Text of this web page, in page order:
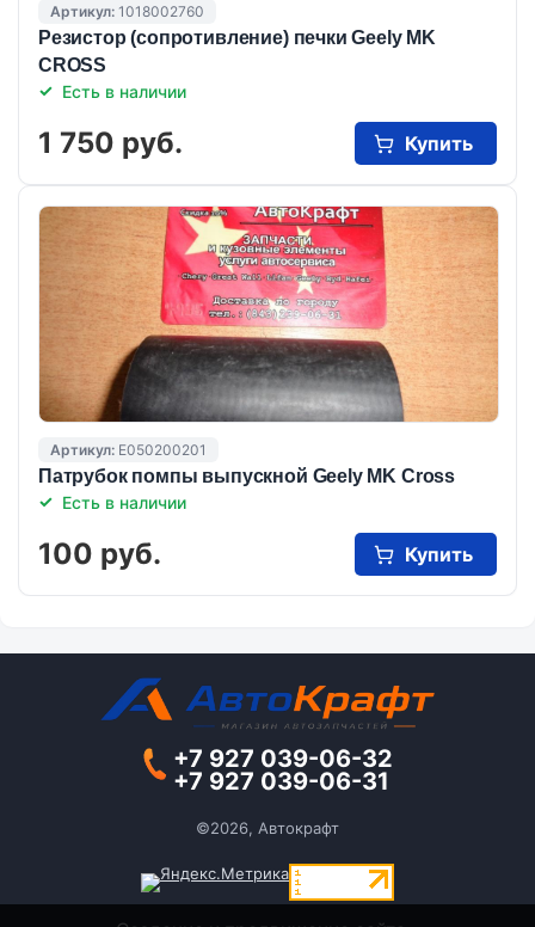
Артикул: 1018002760
Резистор (сопротивление) печки Geely MK
CROSS
Есть в наличии
1 750 руб. Купить
Артикул: E050200201
Патрубок помпы выпускной Geely MK Cross
Есть в наличии
100 руб. Купить
+7 927 039-06-32
+7 927 039-06-31
©2026, Автокрафт